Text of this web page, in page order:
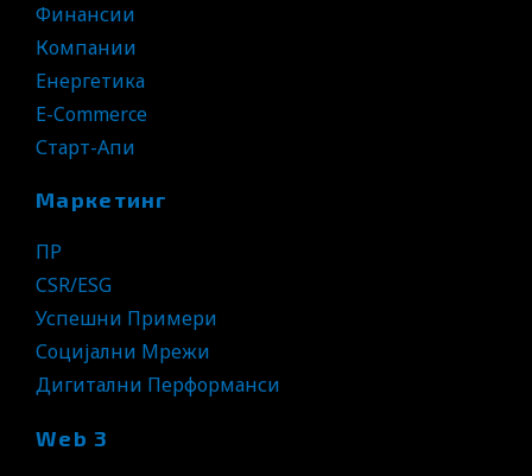
Финансии
Компании
Енергетика
E-Commerce
Старт-Апи
Маркетинг
ПР
CSR/ESG
Успешни Примери
Социјални Мрежи
Дигитални Перформанси
Web 3